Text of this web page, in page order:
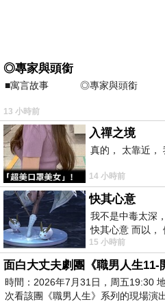
◎專家與頭銜
■寓言故事 ◎專家與頭銜
⊕潘文良
之谷」裡——
13 小時前
入禪之境
真的， 太靠近，
14 小時前
快其心意
我不是中毒太深
快其心意 而以，
愉快。
15 小時前
面白大丈夫劇團《職男人生11-
時間：2026年7月31日，周五19:30
次看該團《職男人生》系列的現場演